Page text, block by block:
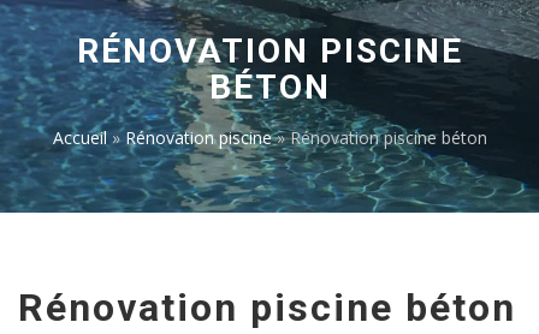
RÉNOVATION PISCINE
BÉTON
Accueil»Rénovation piscine»Rénovation piscine béton
Rénovation piscine béton